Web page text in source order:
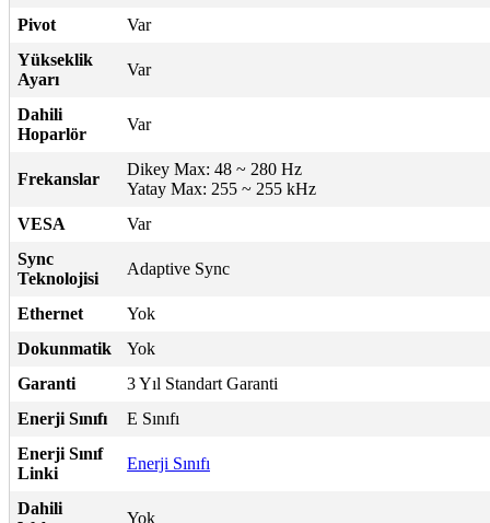
Pivot
Var
Yükseklik
Ayarı
Var
Dahili
Hoparlör
Var
Frekanslar
Dikey Max: 48 ~ 280 Hz
Yatay Max: 255 ~ 255 kHz
VESA
Var
Sync
Teknolojisi
Adaptive Sync
Ethernet
Yok
Dokunmatik
Yok
Garanti
3 Yıl Standart Garanti
Enerji Sınıfı
E Sınıfı
Enerji Sınıf
Linki
Enerji Sınıfı
Dahili
Yok